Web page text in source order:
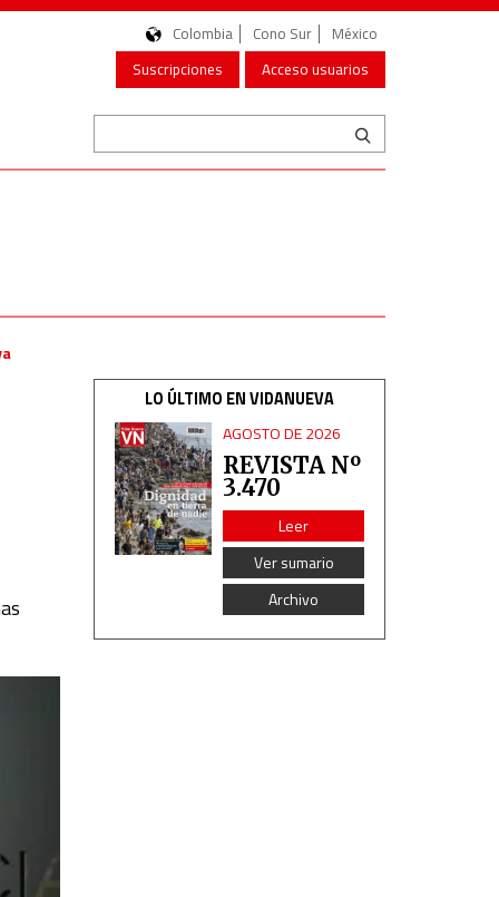
Colombia Cono Sur
México
Suscripciones
Acceso usuarios
LO ÚLTIMO EN VIDANUEVA
AGOSTO DE 2026
REVISTA Nº
3.470
Leer
Ver sumario
Archivo